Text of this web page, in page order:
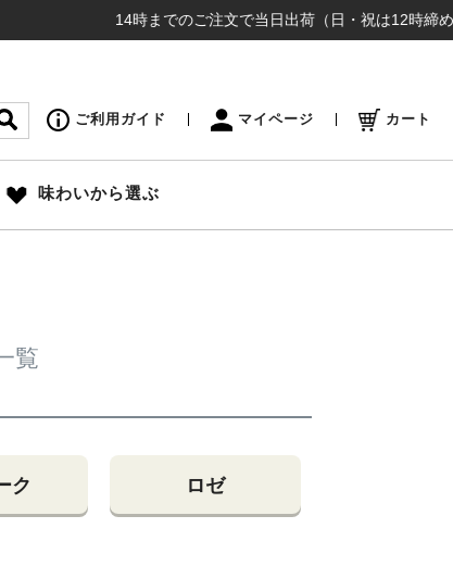
14時までのご注文で当日出荷（日・祝は12時締め切
ご利用ガイド マイページ カート
味わいから選ぶ
覧
ク ロゼ